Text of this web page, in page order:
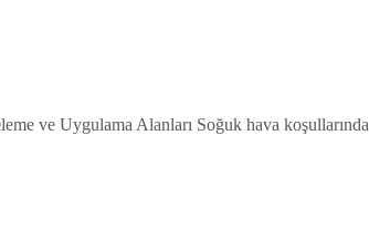
ve Uygulama Alanları Soğuk hava koşullarında